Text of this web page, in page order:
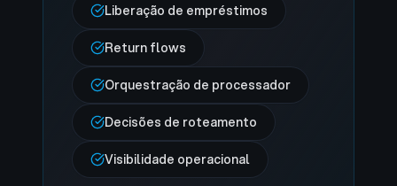
Liberação de empréstimos
Return flows
Orquestração de processador
Decisões de roteamento
Visibilidade operacional